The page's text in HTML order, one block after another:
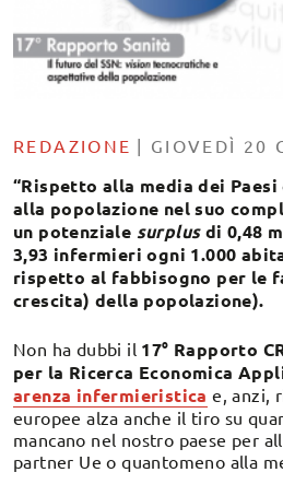
REDAZIONE | GIOVEDÌ 20
“Rispetto alla media dei
alla popolazione nel suo
un potenziale surplusdi 0,48
3,93 infermieri ogni 1.000
rispetto al fabbisogno per le
crescita) della popolazione).
Non ha dubbi il 17° Rapporto
per la Ricerca Economica
arenza infermieristica e, anzi,
europee alza anche il tiro su
mancano nel nostro paese per
partner Ue o quantomeno alla